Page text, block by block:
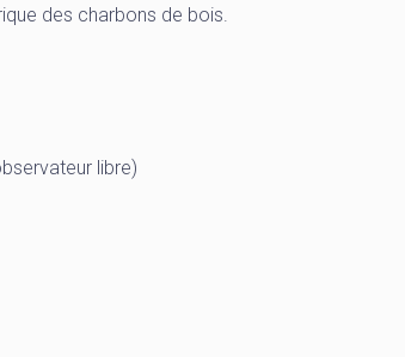
des charbons de bois.
libre)